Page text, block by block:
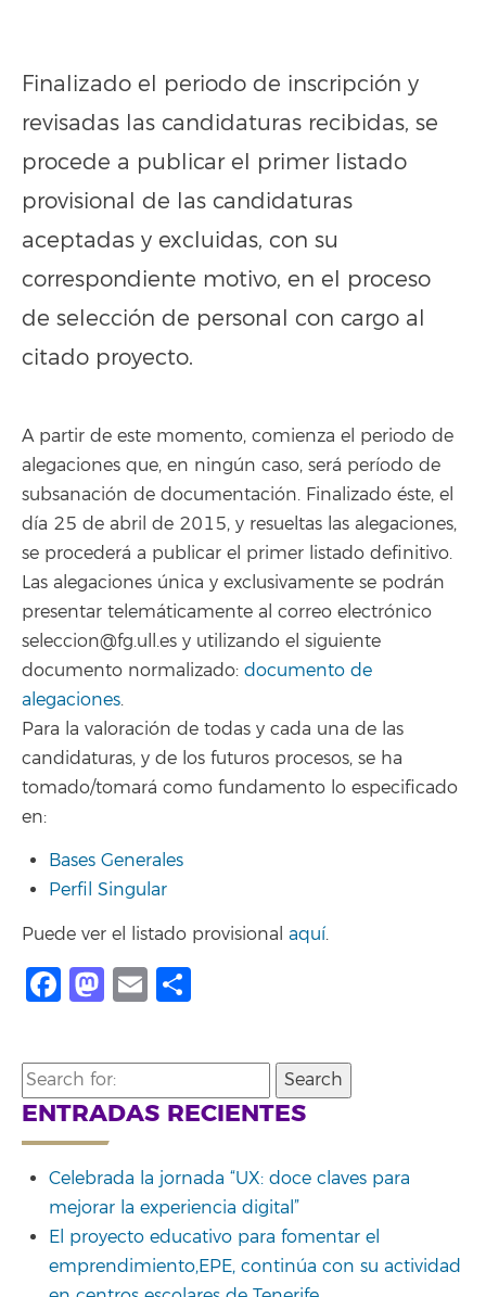
Finalizado el periodo de inscripción y
revisadas las candidaturas recibidas, se
procede a publicar el primer listado
provisional de las candidaturas
aceptadas y excluidas, con su
correspondiente motivo, en el proceso
de selección de personal con cargo al
citado proyecto.
A partir de este momento, comienza el periodo de
alegaciones que, en ningún caso, será período de
subsanación de documentación. Finalizado éste, el
día 25 de abril de 2015, y resueltas las alegaciones,
se procederá a publicar el primer listado definitivo.
Las alegaciones única y exclusivamente se podrán
presentar telemáticamente al correo electrónico
seleccion@fg.ull.es y utilizando el siguiente
documento normalizado: documento de
alegaciones.
Para la valoración de todas y cada una de las
candidaturas, y de los futuros procesos, se ha
tomado/tomará como fundamento lo especificado
en:
Bases Generales
Perfil Singular
Puede ver el listado provisional aquí.
Facebook
Mastodon
Email
Search
for:
ENTRADAS RECIENTES
Celebrada la jornada “UX: doce claves para
mejorar la experiencia digital”
El proyecto educativo para fomentar el
emprendimiento,EPE, continúa con su actividad